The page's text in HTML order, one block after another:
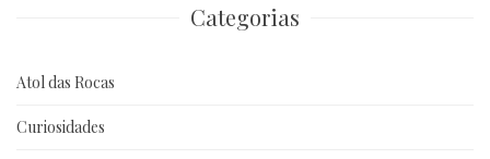
Categorias
Atol das Rocas
Curiosidades